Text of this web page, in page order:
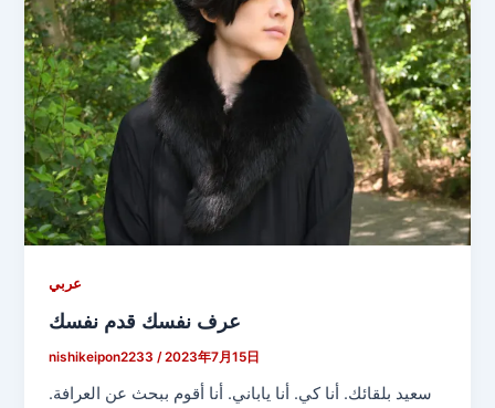
عربي
عرف نفسك قدم نفسك
nishikeipon2233/2023年7月15日
سعيد بلقائك. أنا كي. أنا ياباني. أنا أقوم ببحث عن العرافة.